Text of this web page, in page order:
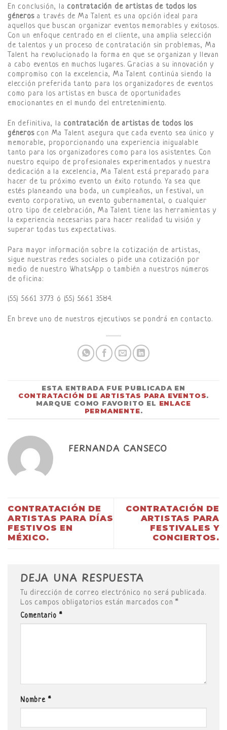
En conclusión, la contratación de artistas de todos los
génerosa través de Ma Talent es una opción ideal para
aquellos que buscan organizar eventos memorables y exitosos.
Con un enfoque centrado en el cliente, una amplia selección
de talentos y un proceso de contratación sin problemas, Ma
Talent ha revolucionado la forma en que se organizan y llevan
a cabo eventos en muchos lugares. Gracias a su innovación y
compromiso con la excelencia, Ma Talent continúa siendo la
elección preferida tanto para los organizadores de eventos
como para los artistas en busca de oportunidades
emocionantes en el mundo del entretenimiento.
En definitiva, la contratación de artistas de todos los
géneroscon Ma Talent asegura que cada evento sea único y
memorable, proporcionando una experiencia inigualable
tanto para los organizadores como para los asistentes. Con
nuestro equipo de profesionales experimentados y nuestra
dedicación a la excelencia, Ma Talent está preparado para
hacer de tu próximo evento un éxito rotundo. Ya sea que
estés planeando una boda, un cumpleaños, un festival, un
evento corporativo, un evento gubernamental, o cualquier
otro tipo de celebración, Ma Talent tiene las herramientas y
la experiencia necesarias para hacer realidad tu visión y
superar todas tus expectativas.
Para mayor información sobre la cotización de artistas,
sigue nuestras redes sociales o pide una cotización por
medio de nuestro WhatsApp o también a nuestros números
de oficina:
(55) 5661 3773 ó (55) 5661 3584.
En breve uno de nuestros ejecutivos se pondrá en contacto.
ESTA ENTRADA FUE PUBLICADA EN
CONTRATACIÓN DE ARTISTAS PARA EVENTOS.
MARQUE COMO FAVORITO EL ENLACE
PERMANENTE.
FERNANDA CANSECO
CONTRATACIÓN DE
ARTISTAS PARA DÍAS
FESTIVOS EN
MÉXICO.
CONTRATACIÓN DE
ARTISTAS PARA
FESTIVALES Y
CONCIERTOS.
DEJA UNA RESPUESTA
Tu dirección de correo electrónico no será publicada.
Los campos obligatorios están marcados con*
Comentario *
Nombre *